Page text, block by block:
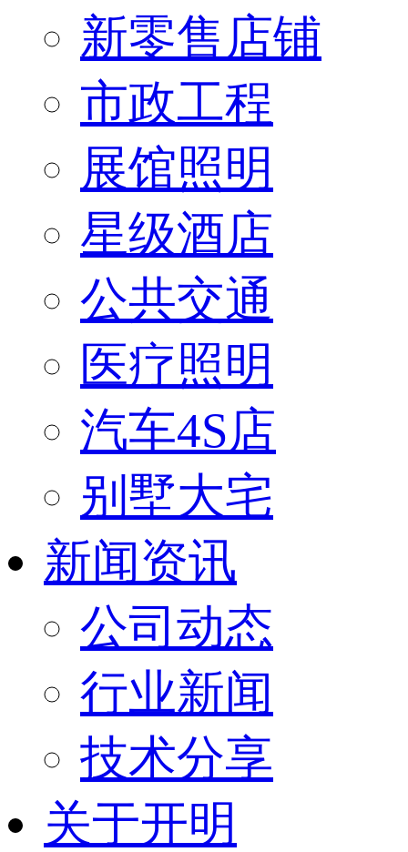
新零售店铺
市政工程
展馆照明
星级酒店
公共交通
医疗照明
汽车4S店
别墅大宅
新闻资讯
公司动态
行业新闻
技术分享
关于开明